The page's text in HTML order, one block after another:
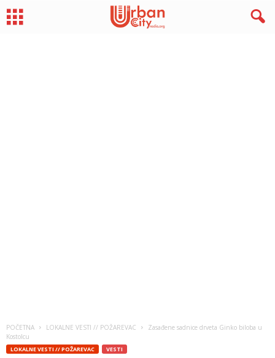
POČETNA LOKALNE VESTI // POŽAREVAC
Zasađene sadnice drveta Ginko biloba u
Kostolcu
LOKALNE VESTI // POŽAREVAC VESTI